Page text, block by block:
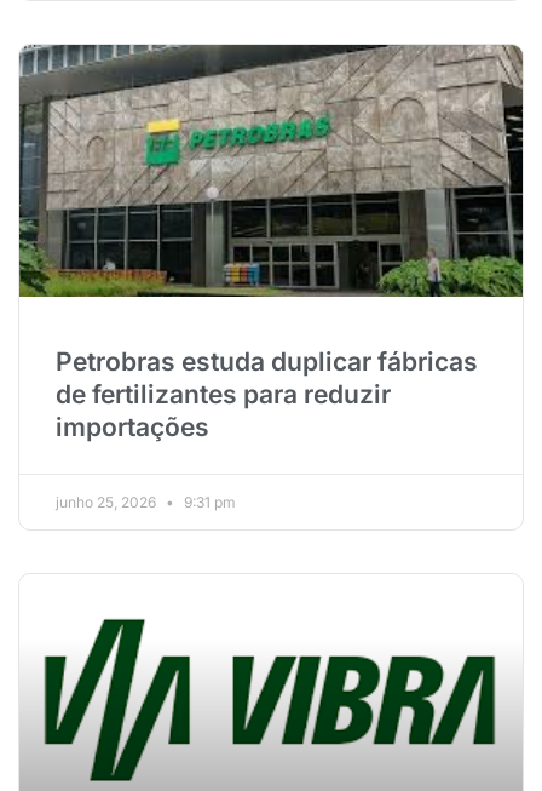
Petrobras estuda duplicar fábricas
de fertilizantes para reduzir
importações
junho 25, 2026 9:31 pm